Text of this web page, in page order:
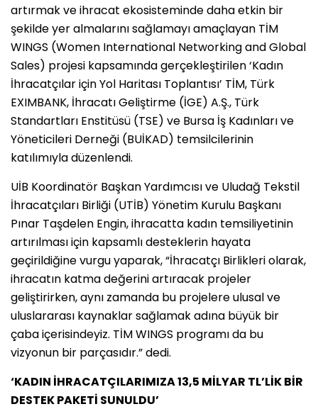
artırmak ve ihracat ekosisteminde daha etkin bir
şekilde yer almalarını sağlamayı amaçlayan TİM
WINGS (Women International Networking and Global
Sales) projesi kapsamında gerçekleştirilen ‘Kadın
İhracatçılar için Yol Haritası Toplantısı’ TİM, Türk
EXIMBANK, İhracatı Geliştirme (İGE) A.Ş., Türk
Standartları Enstitüsü (TSE) ve Bursa İş Kadınları ve
Yöneticileri Derneği (BUİKAD) temsilcilerinin
katılımıyla düzenlendi.
UİB Koordinatör Başkan Yardımcısı ve Uludağ Tekstil
İhracatçıları Birliği (UTİB) Yönetim Kurulu Başkanı
Pınar Taşdelen Engin, ihracatta kadın temsiliyetinin
artırılması için kapsamlı desteklerin hayata
geçirildiğine vurgu yaparak, “İhracatçı Birlikleri olarak,
ihracatın katma değerini artıracak projeler
geliştirirken, aynı zamanda bu projelere ulusal ve
uluslararası kaynaklar sağlamak adına büyük bir
çaba içerisindeyiz. TİM WINGS programı da bu
vizyonun bir parçasıdır.” dedi.
‘KADIN İHRACATÇILARIMIZA 13,5 MİLYAR TL’LİK BİR
DESTEK PAKETİ SUNULDU’